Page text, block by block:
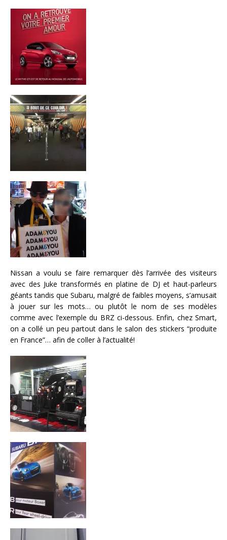
Nissan a voulu se faire remarquer dès l’arrivée des visiteurs
avec des Juke transformés en platine de DJ et haut-parleurs
géants tandis que Subaru, malgré de faibles moyens, s’amusait
à jouer sur les mots… ou plutôt le nom de ses modèles
comme avec l’exemple du BRZ ci-dessous. Enfin, chez Smart,
on a collé un peu partout dans le salon des stickers “produite
en France”… afin de coller à l’actualité!